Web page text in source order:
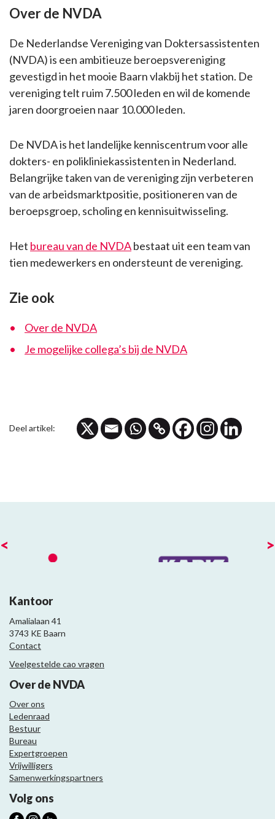
Over de NVDA
De Nederlandse Vereniging van Doktersassistenten
(NVDA) is een ambitieuze beroepsvereniging
gevestigd in het mooie Baarn vlakbij het station. De
vereniging telt ruim 7.500 leden en wil de komende
jaren doorgroeien naar 10.000 leden.
De NVDA is het landelijke kenniscentrum voor alle
dokters- en polikliniekassistenten in Nederland.
Belangrijke taken van de vereniging zijn verbeteren
van de arbeidsmarktpositie, positioneren van de
beroepsgroep, scholing en kennisuitwisseling.
Het bureau van de NVDAbestaat uit een team van
tien medewerkers en ondersteunt de vereniging.
Zie ook
Over de NVDA
Je mogelijke collega’s bij de NVDA
Deel artikel:
< >
Kantoor
Amalialaan 41
3743 KE Baarn
Contact
Veelgestelde cao vragen
Over de NVDA
Over ons
Ledenraad
Bestuur
Bureau
Expertgroepen
Vrijwilligers
Samenwerkingspartners
Volg ons